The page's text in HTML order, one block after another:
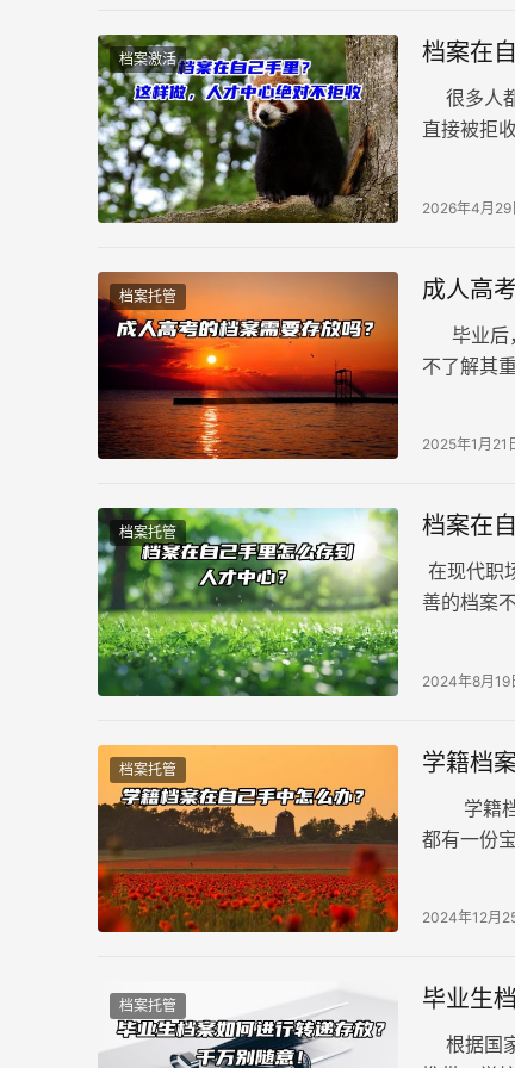
档案激活 档案在
很多人
直接被拒
2026年4月29
档案托管 成人高
毕业后
不了解其
2025年1月21
档案托管 档案在
在现代职
善的档案
自己手里
2024年8月19
档案托管 学籍档
学籍档
都有一份
2024年12月
档案托管 毕业生
根据国